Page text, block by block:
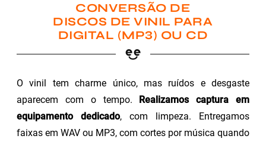
CONVERSÃO DE
DISCOS DE VINIL PARA
DIGITAL (MP3) OU CD
O vinil tem charme único, mas ruídos e desgaste
aparecem com o tempo.
Realizamos captura em
equipamento dedicado, com limpeza. Entregamos
faixas em WAV ou MP3, com cortes por música quando